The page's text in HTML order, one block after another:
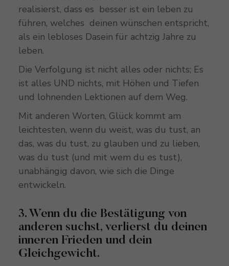
realisierst, dass es besser ist ein leben zu
führen, welches deinen wünschen entspricht,
als ein lebloses Dasein für achtzig Jahre zu
leben.
Die Verfolgung ist nicht alles oder nichts; Es
ist alles UND nichts, mit Höhen und Tiefen
und lohnenden Lektionen auf dem Weg.
Mit anderen Worten, Glück kommt am
leichtesten, wenn du weist, was du tust, an
das, was du tust, zu glauben und zu lieben,
was du tust (und mit wem du es tust),
unabhängig davon, wie sich die Dinge
entwickeln.
3. Wenn du die Bestätigung von
anderen suchst, verlierst du deinen
inneren Frieden und dein
Gleichgewicht.